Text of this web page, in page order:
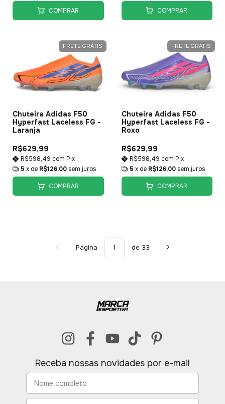
COMPRAR COMPRAR
FRETE GRÁTIS
Chuteira Adidas F50
Hyperfast Laceless FG -
Laranja
R$629,99
R$598,49 com Pix
5 x de R$126,00 sem juros
COMPRAR
FRETE GRÁTIS
Chuteira Adidas F50
Hyperfast Laceless FG -
Roxo
R$629,99
R$598,49 com Pix
5 x de R$126,00 sem juros
COMPRAR
Página de 33
Receba nossas novidades por e-mail